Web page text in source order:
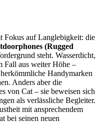
Fokus auf Langlebigkeit: die
(Rugged
steht. Wasserdicht,
Fall aus weiter Höhe –
Handymarken
Anders aber die
von Cat – sie beweisen sich
als verlässliche Begleiter.
mit ansprechendem
bei seinen neuen